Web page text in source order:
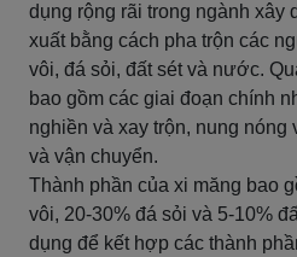
dụng rộng rãi trong ngành xây
xuất bằng cách pha trộn các
vôi, đá sỏi, đất sét và nước.
bao gồm các giai đoạn chính
nghiền và xay trộn, nung nóng
và vận chuyển.
Thành phần của xi măng bao
vôi, 20-30% đá sỏi và 5-10%
dụng để kết hợp các thành